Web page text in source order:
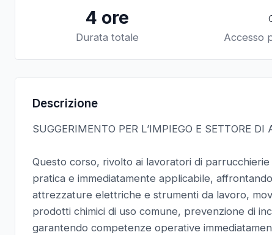
4 ore
Durata totale Accesso
Descrizione
SUGGERIMENTO PER L’IMPIEGO E SETTORE DI
Questo corso, rivolto ai lavoratori di
pratica e immediatamente applicabile,
attrezzature elettriche e strumenti da lavoro,
prodotti chimici di uso comune, prevenzione di
garantendo competenze operative